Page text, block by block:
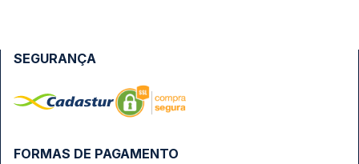
FORMAS DE PAGAMENTO
SEGURANÇA